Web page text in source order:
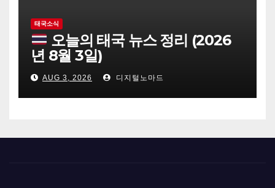
태국소식
오늘의 태국 뉴스 정리 (2026
년 8월 3일)
AUG 3, 2026 디지털노마드